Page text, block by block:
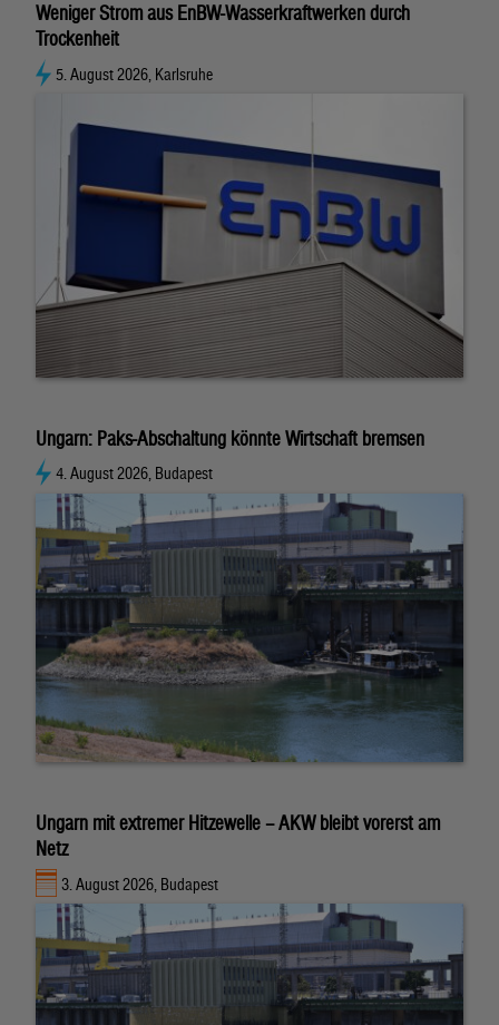
Weniger Strom aus EnBW-Wasserkraftwerken durch
Trockenheit
5. August 2026, Karlsruhe
Ungarn: Paks-Abschaltung könnte Wirtschaft bremsen
4. August 2026, Budapest
Ungarn mit extremer Hitzewelle – AKW bleibt vorerst am
Netz
3. August 2026, Budapest